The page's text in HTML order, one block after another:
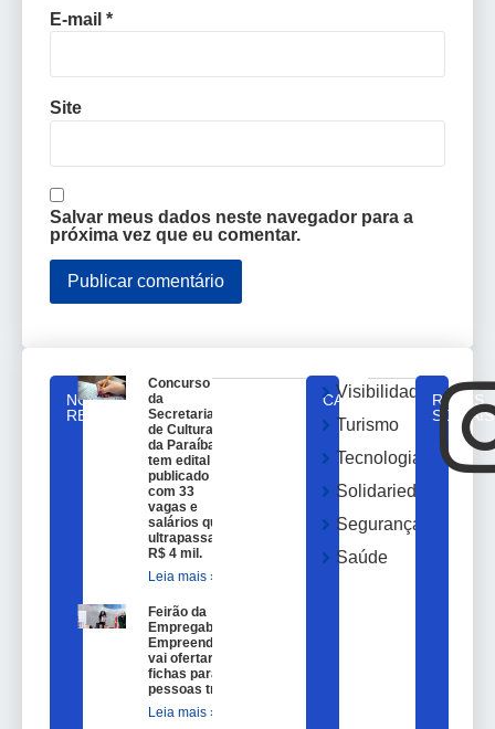
E-mail *
Site
Salvar meus dados neste navegador para a
próxima vez que eu comentar.
NOTICIAS
RELACIONADAS
Concurso
da
Secretaria
de Cultura
da Paraíba
tem edital
publicado
com 33
vagas e
salários que
ultrapassam
R$ 4 mil.
Leia mais »
Feirão da
Empregabilidade e
Empreendedorismo
vai ofertar 100
fichas para
pessoas trans.
Leia mais »
CATEGORIAS
Visibilidade
Turismo
Tecnologia
Solidariedade
Segurança
Saúde
REDES
SOCIAIS